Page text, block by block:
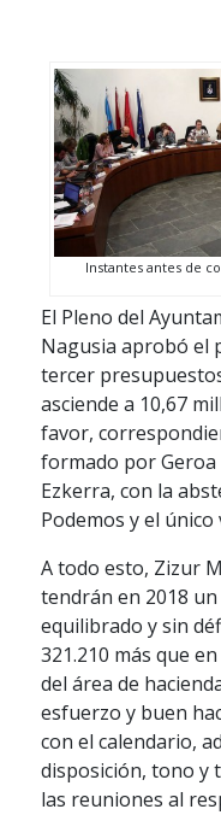
Instantes antes de
El Pleno del
Nagusia aprobó el
tercer
asciende a 10,67
favor,
formado por Geroa
Ezkerra, con la
Podemos y el
A todo esto, Zizur
tendrán en 2018
equilibrado y sin
321.210 más que
del área de
esfuerzo y buen
con el calendario,
disposición, tono y
las reuniones al